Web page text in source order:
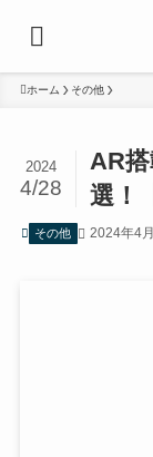
ホーム その他
AR
選！
2024
4/28
その他 2024年4